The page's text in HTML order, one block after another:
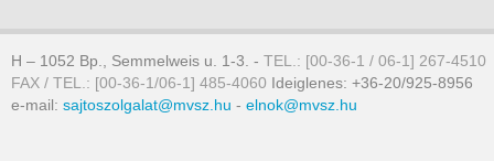
H – 1052 Bp., Semmelweis u. 1-3. - TEL.: [00-36-1 / 06-1] 267-4510
FAX / TEL.: [00-36-1/06-1] 485-4060 Ideiglenes: +36-20/925-8956
e-mail: sajtoszolgalat@mvsz.hu - elnok@mvsz.hu